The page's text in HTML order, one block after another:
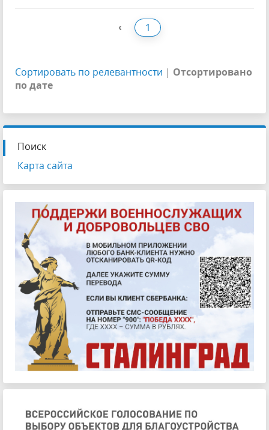
‹ 1
Сортировать по релевантности | Отсортировано
по дате
Поиск
Карта сайта